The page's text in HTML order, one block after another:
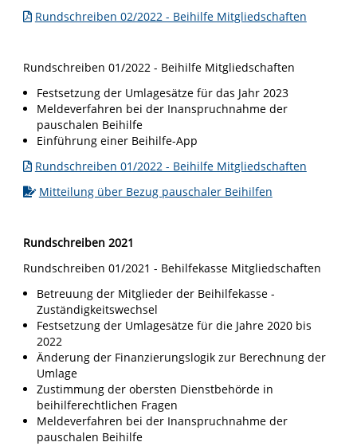
Rundschreiben 02/2022 - Beihilfe Mitgliedschaften
Rundschreiben 01/2022 - Beihilfe Mitgliedschaften
Festsetzung der Umlagesätze für das Jahr 2023
Meldeverfahren bei der Inanspruchnahme der
pauschalen Beihilfe
Einführung einer Beihilfe-App
Rundschreiben 01/2022 - Beihilfe Mitgliedschaften
Mitteilung über Bezug pauschaler Beihilfen
Rundschreiben 2021
Rundschreiben 01/2021 - Behilfekasse Mitgliedschaften
Betreuung der Mitglieder der Beihilfekasse -
Zuständigkeitswechsel
Festsetzung der Umlagesätze für die Jahre 2020 bis
2022
Änderung der Finanzierungslogik zur Berechnung der
Umlage
Zustimmung der obersten Dienstbehörde in
beihilferechtlichen Fragen
Meldeverfahren bei der Inanspruchnahme der
pauschalen Beihilfe